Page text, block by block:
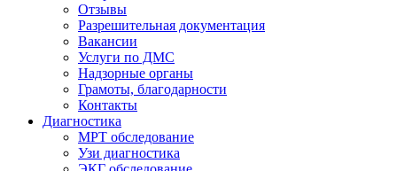
Отзывы
Разрешительная документация
Вакансии
Услуги по ДМС
Надзорные органы
Грамоты, благодарности
Контакты
Диагностика
МРТ обследование
Узи диагностика